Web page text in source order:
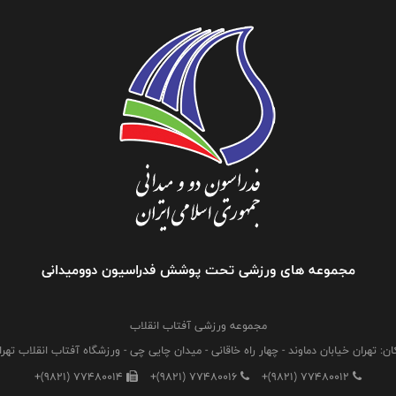
مجموعه های ورزشی تحت پوشش فدراسیون دوومیدانی
مجموعه ورزشی آفتاب انقلاب
تهران خیابان دماوند - چهار راه خاقانی - میدان چایی چی - ورزشگاه آفتاب انقلاب
+(9821) 77480012
+(9821) 77480016
+(9821) 77480014